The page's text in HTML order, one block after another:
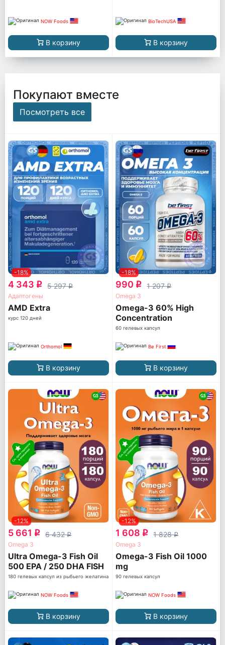
NOW Foods
В корзину
BioTechUSA
В корзину
Покупают вместе
Посмотреть все
-18%
4 343 q 5 297q
Адаптогены
AМD Extra
курс 120 дней
Orthomol
В корзину
-18%
990 q 1 207q
Omega 3
Omega-3 60% High
Concentration
60 гелевых капсул
Be First
В корзину
-12%
5 661 q 6 432q
Omega 3
Ultra Omega-3 Fish Oil
500 EPA / 250 DHA FISH
GELATIN
180 гелевых капсул из рыбьего желатина
NOW Foods
В корзину
-12%
1 608 q 1 828q
Omega 3
Omega-3 Fish Oil 1000
mg
90 гелевых капсул
NOW Foods
В корзину